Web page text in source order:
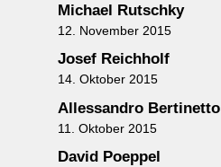
Michael Rutschky
12. November 2015
Josef Reichholf
14. Oktober 2015
Allessandro Bertinetto
11. Oktober 2015
David Poeppel